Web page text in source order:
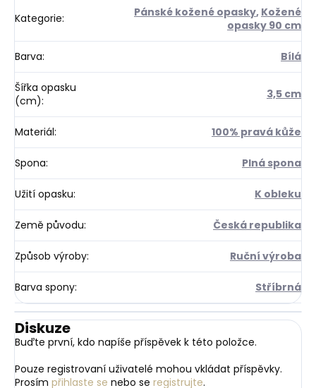
Kategorie: Pánské kožené opasky, Kožené
opasky 90 cm
Barva: Bílá
Šířka opasku
(cm): 3,5 cm
Materiál: 100% pravá kůže
Spona: Plná spona
Užití opasku: K obleku
Země původu: Česká republika
Způsob výroby: Ruční výroba
Barva spony: Stříbrná
Diskuze
Buďte první, kdo napíše příspěvek k této položce.
Pouze registrovaní uživatelé mohou vkládat příspěvky.
Prosím přihlaste se nebo se registrujte.